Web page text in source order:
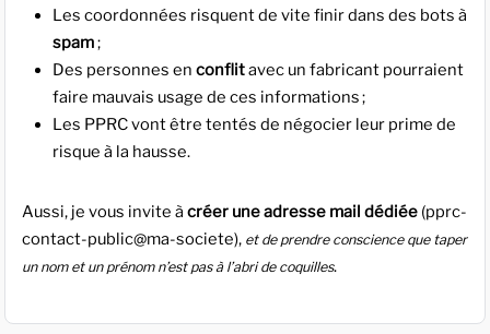
Les coordonnées risquent de vite finir dans des bots à
spam;
Des personnes enconflitavec un fabricant pourraient
faire mauvais usage de ces informations ;
Les PPRC vont être tentés de négocier leur prime de
risque à la hausse.
Aussi, je vous invite à créer une adresse mail dédiée(pprc-
contact-public@ma-societe), et de prendre conscience que taper
un nom et un prénom n’est pas à l’abri de coquilles.